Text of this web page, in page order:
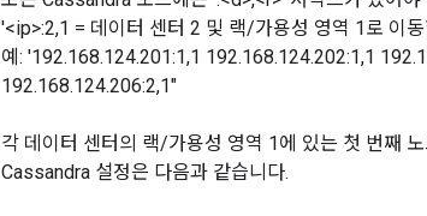
'<ip>:2,1 = 데이터 센터 2 및 랙/가용성 영역 1로 이
예: '192.168.124.201:1,1 192.168.124.202:1,1
192.168.124.206:2,1"
각 데이터 센터의 랙/가용성 영역 1에 있는 첫 번째
Cassandra 설정은 다음과 같습니다.